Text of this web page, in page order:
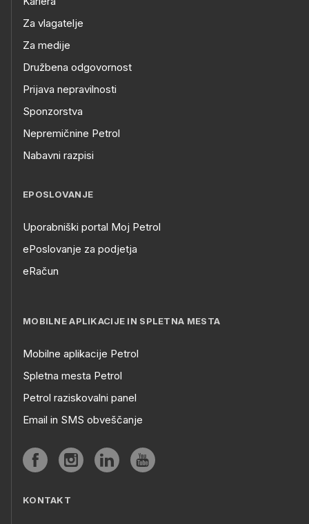
Za vlagatelje
Za medije
Družbena odgovornost
Prijava nepravilnosti
Sponzorstva
Nepremičnine Petrol
Nabavni razpisi
EPOSLOVANJE
Uporabniški portal Moj Petrol
ePoslovanje za podjetja
eRačun
MOBILNE APLIKACIJE IN SPLETNA MESTA
Mobilne aplikacije Petrol
Spletna mesta Petrol
Petrol raziskovalni panel
Email in SMS obveščanje
KONTAKT